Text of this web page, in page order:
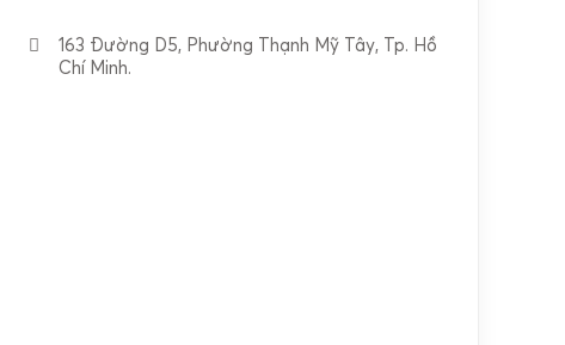
163 Đường D5, Phường Thạnh Mỹ Tây, Tp. Hồ
Chí Minh.